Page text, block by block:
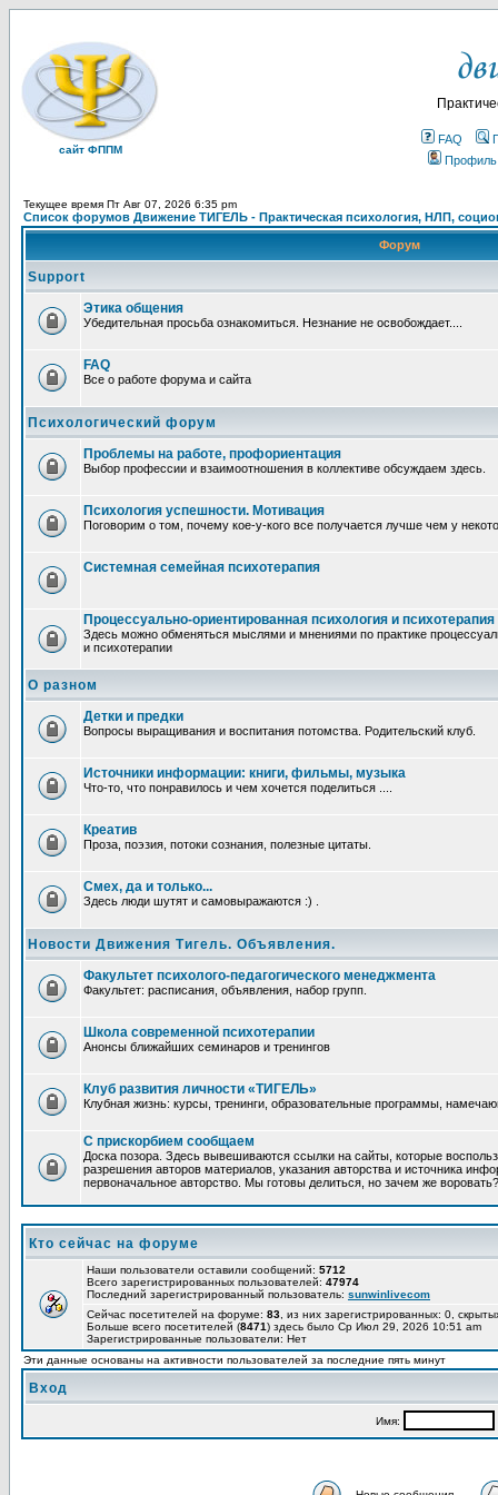
сайт ФППМ
FAQ
Профиль
Текущее время Пт Авг 07, 2026 6:35 pm
Список форумов Движение ТИГЕЛЬ - Практическая психология, НЛП,
Форум
Support
Этика общения
Убедительная просьба ознакомиться. Незнание не освобождает....
FAQ
Все о работе форума и сайта
Психологический форум
Проблемы на работе, профориентация
Выбор профессии и взаимоотношения в коллективе обсуждаем здесь.
Психология успешности. Мотивация
Поговорим о том, почему кое-у-кого все получается лучше чем у
Системная семейная психотерапия
Процессуально-ориентированная психология и психотерапия
Здесь можно обменяться мыслями и мнениями по практике
и психотерапии
О разном
Детки и предки
Вопросы выращивания и воспитания потомства. Родительский клуб.
Источники информации: книги, фильмы, музыка
Что-то, что понравилось и чем хочется поделиться ....
Креатив
Проза, поэзия, потоки сознания, полезные цитаты.
Смех, да и только...
Здесь люди шутят и самовыражаются :) .
Новости Движения Тигель. Объявления.
Факультет психолого-педагогического менеджмента
Факультет: расписания, объявления, набор групп.
Школа современной психотерапии
Анонсы ближайших семинаров и тренингов
Клуб развития личности «ТИГЕЛЬ»
Клубная жизнь: курсы, тренинги, образовательные программы,
С прискорбием сообщаем
Доска позора. Здесь вывешиваются ссылки на сайты, которые
разрешения авторов материалов, указания авторства и источника
первоначальное авторство. Мы готовы делиться, но зачем же воровать?
Кто сейчас на форуме
Наши пользователи оставили сообщений: 5712
Всего зарегистрированных пользователей: 47974
Последний зарегистрированный пользователь: sunwinlivecom
Сейчас посетителей на форуме: 83 , из них зарегистрированных: 0,
Больше всего посетителей (8471) здесь было Ср Июл 29, 2026 10:51 am
Зарегистрированные пользователи: Нет
Эти данные основаны на активности пользователей за последние пять минут
Вход
Имя: